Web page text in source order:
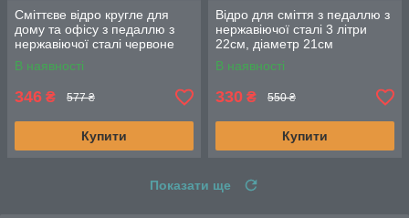
Сміттєве відро кругле для
дому та офісу з педаллю з
нержавіючої сталі червоне
26см, діаметр 21см 5 літрів
В наявності
346 ₴ 577 ₴
Купити
Відро для сміття з педаллю з
нержавіючої сталі 3 літри
22см, діаметр 21см
червоного кольору
В наявності
330 ₴ 550 ₴
Купити
Показати ще